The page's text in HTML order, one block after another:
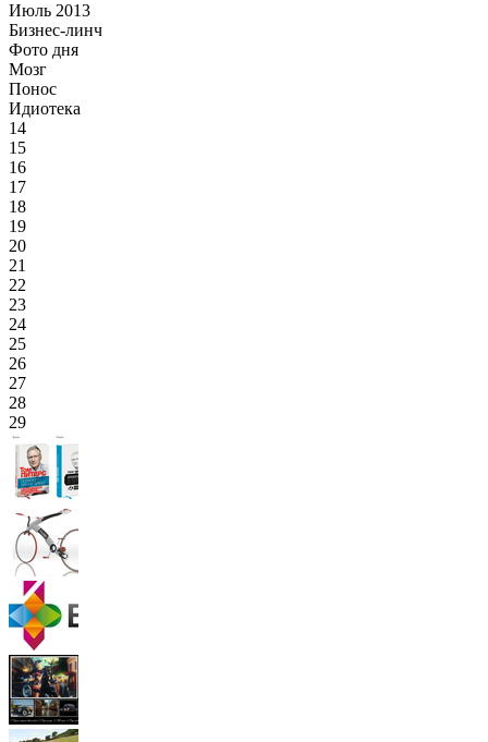
Июль 2013
Бизнес-линч
Фото дня
Мозг
Понос
Идиотека
14
15
16
17
18
19
20
21
22
23
24
25
26
27
28
29